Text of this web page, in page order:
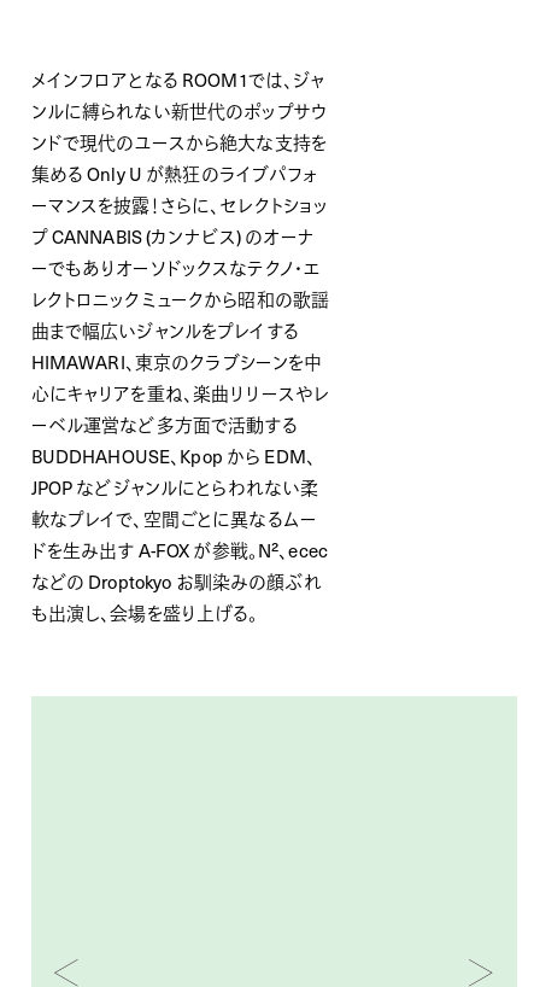
メインフロアとなる ROOM1では、ジャ
ンルに縛られない新世代のポップサウ
ンドで現代のユースから絶大な支持を
集める Only U が熱狂のライブパフォ
ーマンスを披露！さらに、セレクトショッ
プ CANNABIS (カンナビス) のオーナ
ーでもありオーソドックスなテクノ・エ
レクトロニックミュークから昭和の歌謡
曲まで幅広いジャンルをプレイする
HIMAWARI、東京のクラブシーンを中
心にキャリアを重ね、楽曲リリースやレ
ーベル運営など多方面で活動する
BUDDHAHOUSE、Kpop から EDM、
JPOP などジャンルにとらわれない柔
軟なプレイで、空間ごとに異なるムー
ドを生み出す A-FOX が参戦。N²、ecec
などの Droptokyo お馴染みの顔ぶれ
も出演し、会場を盛り上げる。